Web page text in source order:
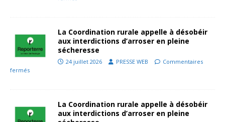
La Coordination rurale appelle à désobéir
aux interdictions d’arroser en pleine
sécheresse
24 juillet 2026 PRESSE WEB
Commentaires
fermés
La Coordination rurale appelle à désobéir
aux interdictions d’arroser en pleine